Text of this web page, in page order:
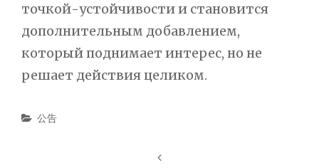
точкой-устойчивости и становится
дополнительным добавлением,
который поднимает интерес, но не
решает действия целиком.
Categories
公告